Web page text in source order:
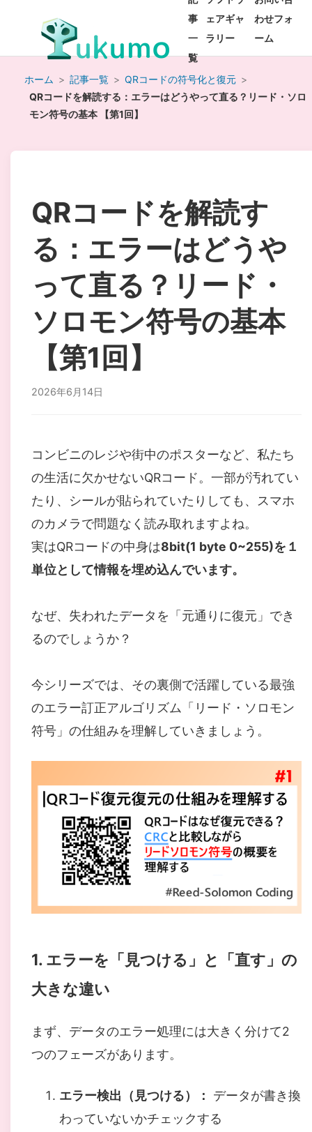
事
一
覧
ェアギャ
ラリー
わせフォ
ーム
ホーム > 記事一覧 > QRコードの符号化と復元 >
QRコードを解読する：エラーはどうやって直る？リード・ソロ
モン符号の基本 【第1回】
QRコードを解読す
る：エラーはどうや
って直る？リード・
ソロモン符号の基本
【第1回】
2026年6月14日
コンビニのレジや街中のポスターなど、私たち
の生活に欠かせないQRコード。一部が汚れてい
たり、シールが貼られていたりしても、スマホ
のカメラで問題なく読み取れますよね。
実はQRコードの中身は8bit(1 byte 0~255)を１
単位として情報を埋め込んでいます。
なぜ、失われたデータを「元通りに復元」でき
るのでしょうか？
今シリーズでは、その裏側で活躍している最強
のエラー訂正アルゴリズム「リード・ソロモン
符号」の仕組みを理解していきましょう。
1. エラーを「見つける」と「直す」の
大きな違い
まず、データのエラー処理には大きく分けて2
つのフェーズがあります。
エラー検出（見つける）：
データが書き換
わっていないかチェックする